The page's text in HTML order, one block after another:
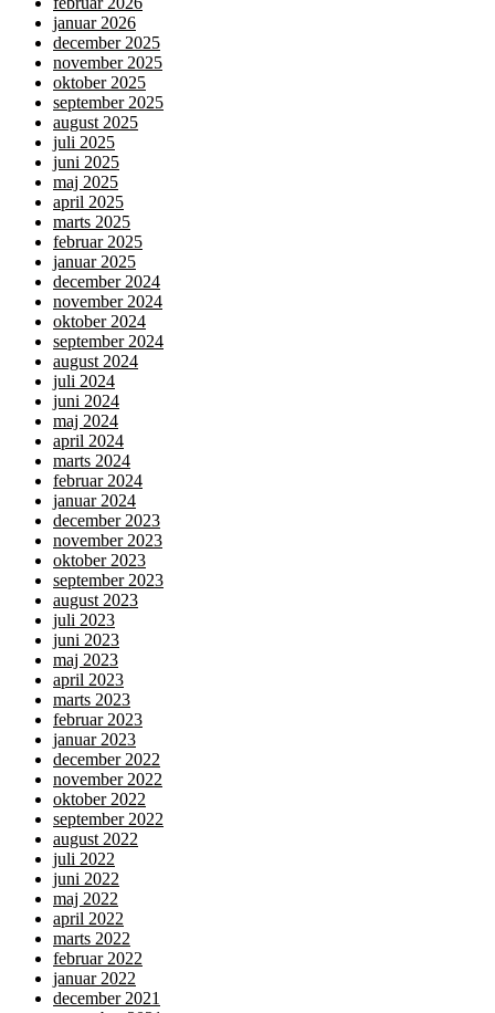
januar 2026
december 2025
november 2025
oktober 2025
september 2025
august 2025
juli 2025
juni 2025
maj 2025
april 2025
marts 2025
februar 2025
januar 2025
december 2024
november 2024
oktober 2024
september 2024
august 2024
juli 2024
juni 2024
maj 2024
april 2024
marts 2024
februar 2024
januar 2024
december 2023
november 2023
oktober 2023
september 2023
august 2023
juli 2023
juni 2023
maj 2023
april 2023
marts 2023
februar 2023
januar 2023
december 2022
november 2022
oktober 2022
september 2022
august 2022
juli 2022
juni 2022
maj 2022
april 2022
marts 2022
februar 2022
januar 2022
december 2021